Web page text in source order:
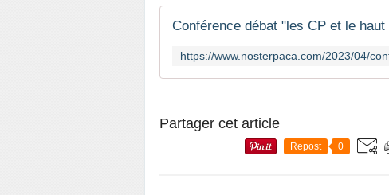
Partager cet article
Repost 0